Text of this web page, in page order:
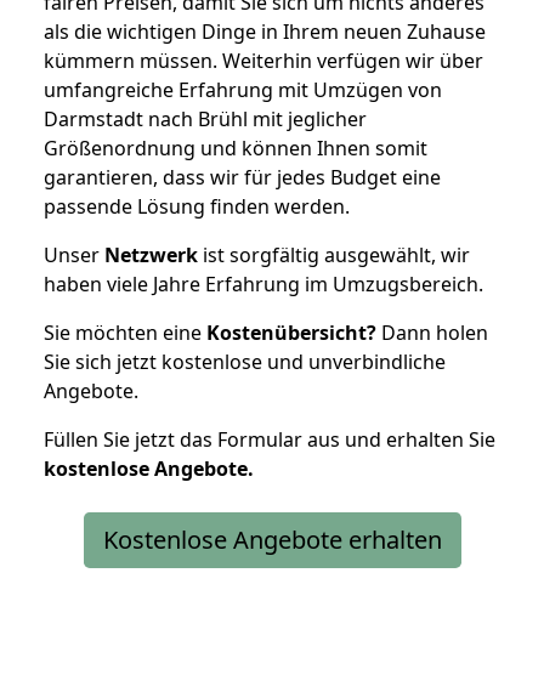
als die wichtigen Dinge in Ihrem neuen Zuhause
kümmern müssen. Weiterhin verfügen wir über
umfangreiche Erfahrung mit Umzügen von
Darmstadt nach Brühl mit jeglicher
Größenordnung und können Ihnen somit
garantieren, dass wir für jedes Budget eine
passende Lösung finden werden.
Unser Netzwerk ist sorgfältig ausgewählt, wir
haben viele Jahre Erfahrung im Umzugsbereich.
Sie möchten eine Kostenübersicht? Dann holen
Sie sich jetzt kostenlose und unverbindliche
Angebote.
Füllen Sie jetzt das Formular aus und erhalten Sie
kostenloseAngebote.
Kostenlose Angebote erhalten